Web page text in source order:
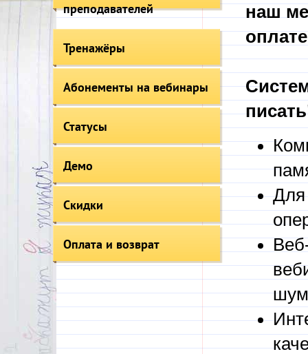
преподавателей
Тренажёры
Абонементы на вебинары
Статусы
Демо
Скидки
Оплата и возврат
наш
Для